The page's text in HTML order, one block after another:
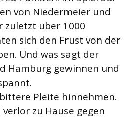
von Niedermeier und
zuletzt über 1000
sich den Frust von der
Und was sagt der
Hamburg gewinnen und
Pleite hinnehmen.
zu Hause gegen